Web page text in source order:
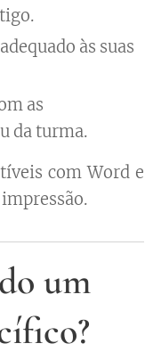
às suas
as
da turma.
com Word e
um